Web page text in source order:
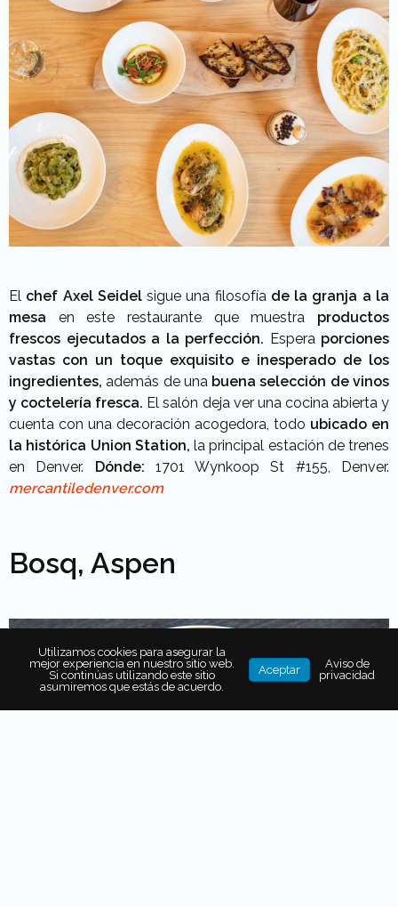
El chef Axel Seidelsigue una filosofía de la granja a la
mesa en este restaurante que muestra productos
frescos ejecutados a la perfección. Espera porciones
vastas con un toque exquisito e inesperado de los
ingredientes, además de una buena selección de vinos
y coctelería fresca. El salón deja ver una cocina abierta y
cuenta con una decoración acogedora, todo ubicado en
la histórica Union Station, la principal estación de trenes
en Denver. Dónde: 1701 Wynkoop St #155, Denver.
mercantiledenver.com
Bosq, Aspen
Utilizamos cookies para asegurar la
mejor experiencia en nuestro sitio web.
Si continúas utilizando este sitio
asumiremos que estás de acuerdo.
Aceptar
Aviso de
privacidad